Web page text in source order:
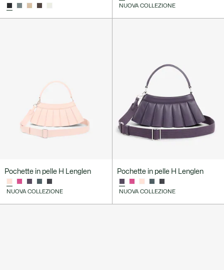
NUOVA COLLEZIONE
Pochette in pelle H Lenglen
NUOVA COLLEZIONE
Pochette in pelle H Lenglen
NUOVA COLLEZIONE